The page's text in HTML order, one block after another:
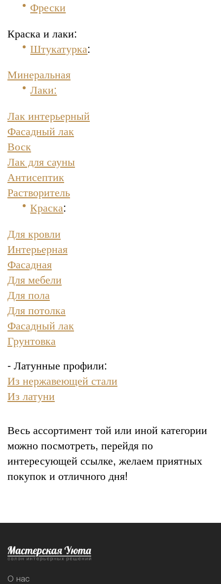
Фрески
Краска и лаки:
Штукатурка:
Минеральная
Лаки:
Лак интерьерный
Фасадный лак
Воск
Лак для сауны
Антисептик
Растворитель
Краска:
Для кровли
Интерьерная
Фасадная
Для мебели
Для пола
Для потолка
Фасадный лак
Грунтовка
- Латунные профили:
Из нержавеющей стали
Из латуни
Весь ассортимент той или иной категории
можно посмотреть, перейдя по
интересующей ссылке, желаем приятных
покупок и отличного дня!
О нас